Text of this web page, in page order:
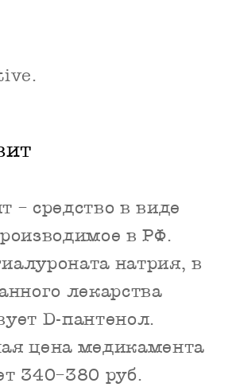
– средство в виде
в РФ.
натрия, в
лекарства
D-пантенол.
цена медикамента
340–380 руб.